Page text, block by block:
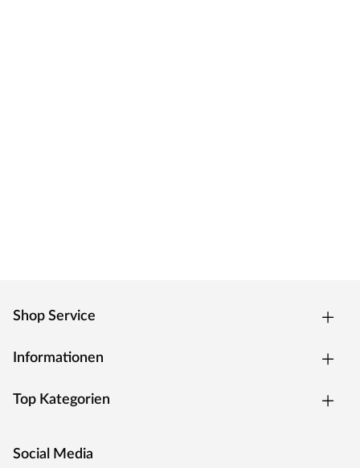
Shop Service
Informationen
Top Kategorien
Social Media